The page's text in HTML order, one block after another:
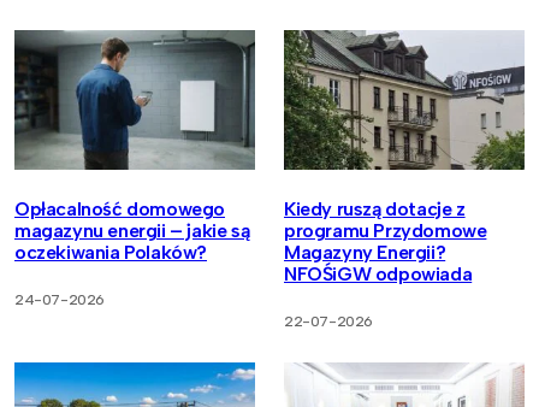
Opłacalność domowego
magazynu energii – jakie są
oczekiwania Polaków?
24-07-2026
Kiedy ruszą dotacje z
programu Przydomowe
Magazyny Energii?
NFOŚiGW odpowiada
22-07-2026